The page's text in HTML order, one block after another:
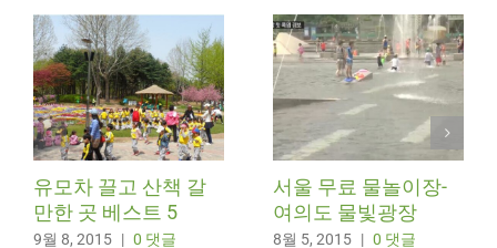
유모차 끌고 산책 갈
만한 곳 베스트 5
9월 8, 2015 | 0 댓글
서울 무료 물놀이장-
여의도 물빛광장
8월 5, 2015 | 0 댓글